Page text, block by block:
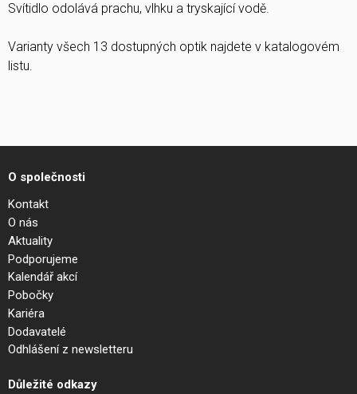
Svítidlo odolává prachu, vlhku a tryskající vodě.
Varianty všech 13 dostupných optik najdete v katalogovém
listu.
O společnosti
Kontakt
O nás
Aktuality
Podporujeme
Kalendář akcí
Pobočky
Kariéra
Dodavatelé
Odhlášení z newsletteru
Důležité odkazy